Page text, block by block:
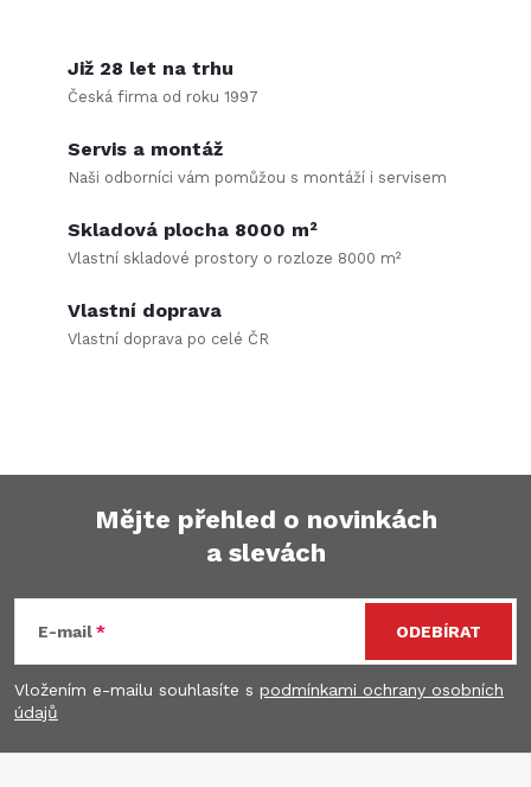
Již 28 let na trhu
Česká firma od roku 1997
Servis a montáž
Naši odborníci vám pomůžou s montáží i servisem
Skladová plocha 8000 m²
Vlastní skladové prostory o rozloze 8000 m²
Vlastní doprava
Vlastní doprava po celé ČR
p
a
Mějte přehled o novinkách
a slevách
E-mail
Vložením e-mailu souhlasíte s podmínkami ochrany osobních
údajů
ODEBÍRAT